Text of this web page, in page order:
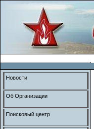
Новости
Об Организации
Поисковый центр